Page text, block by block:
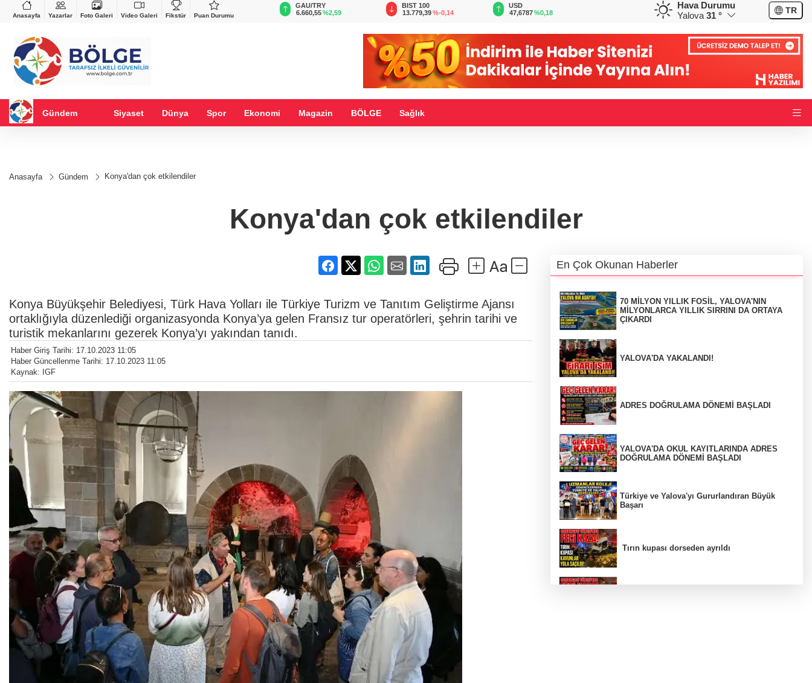
Anasayfa Yazarlar Foto Galeri Video Galeri Fikstür Puan Durumu
%-0,22
VND
0,0018
%0,32
GAU/TRY
6.660,55%2,59
BIST 100
13.779,39%-0,14
USD
47,6787%0,18
EUR
55,1254 %0,32 %0,38
CHF
59,0083
Hava Durumu
Yalova 31 ° TR
Gündem Siyaset Dünya Spor Ekonomi Magazin BÖLGE Sağlık
Anasayfa Gündem Konya'dan çok etkilendiler
Konya'dan çok etkilendiler
Konya Büyükşehir Belediyesi, Türk Hava Yolları ile Türkiye Turizm ve Tanıtım Geliştirme Ajansı
ortaklığıyla düzenlediği organizasyonda Konya’ya gelen Fransız tur operatörleri, şehrin tarihi ve
turistik mekanlarını gezerek Konya’yı yakından tanıdı.
Haber Giriş Tarihi: 17.10.2023 11:05
Haber Güncellenme Tarihi: 17.10.2023 11:05
Kaynak: IGF
En Çok Okunan Haberler
70 MİLYON YILLIK FOSİL, YALOVA'NIN
MİLYONLARCA YILLIK SIRRINI DA ORTAYA
ÇIKARDI
YALOVA'DA YAKALANDI!
ADRES DOĞRULAMA DÖNEMİ BAŞLADI
YALOVA'DA OKUL KAYITLARINDA ADRES
DOĞRULAMA DÖNEMİ BAŞLADI
Türkiye ve Yalova'yı Gururlandıran Büyük
Başarı
Tırın kupası dorseden ayrıldı